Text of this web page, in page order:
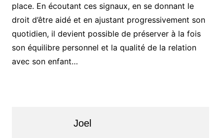
place. En écoutant ces signaux, en se donnant le
droit d’être aidé et en ajustant progressivement son
quotidien, il devient possible de préserver à la fois
son équilibre personnel et la qualité de la relation
avec son enfant…
Joel